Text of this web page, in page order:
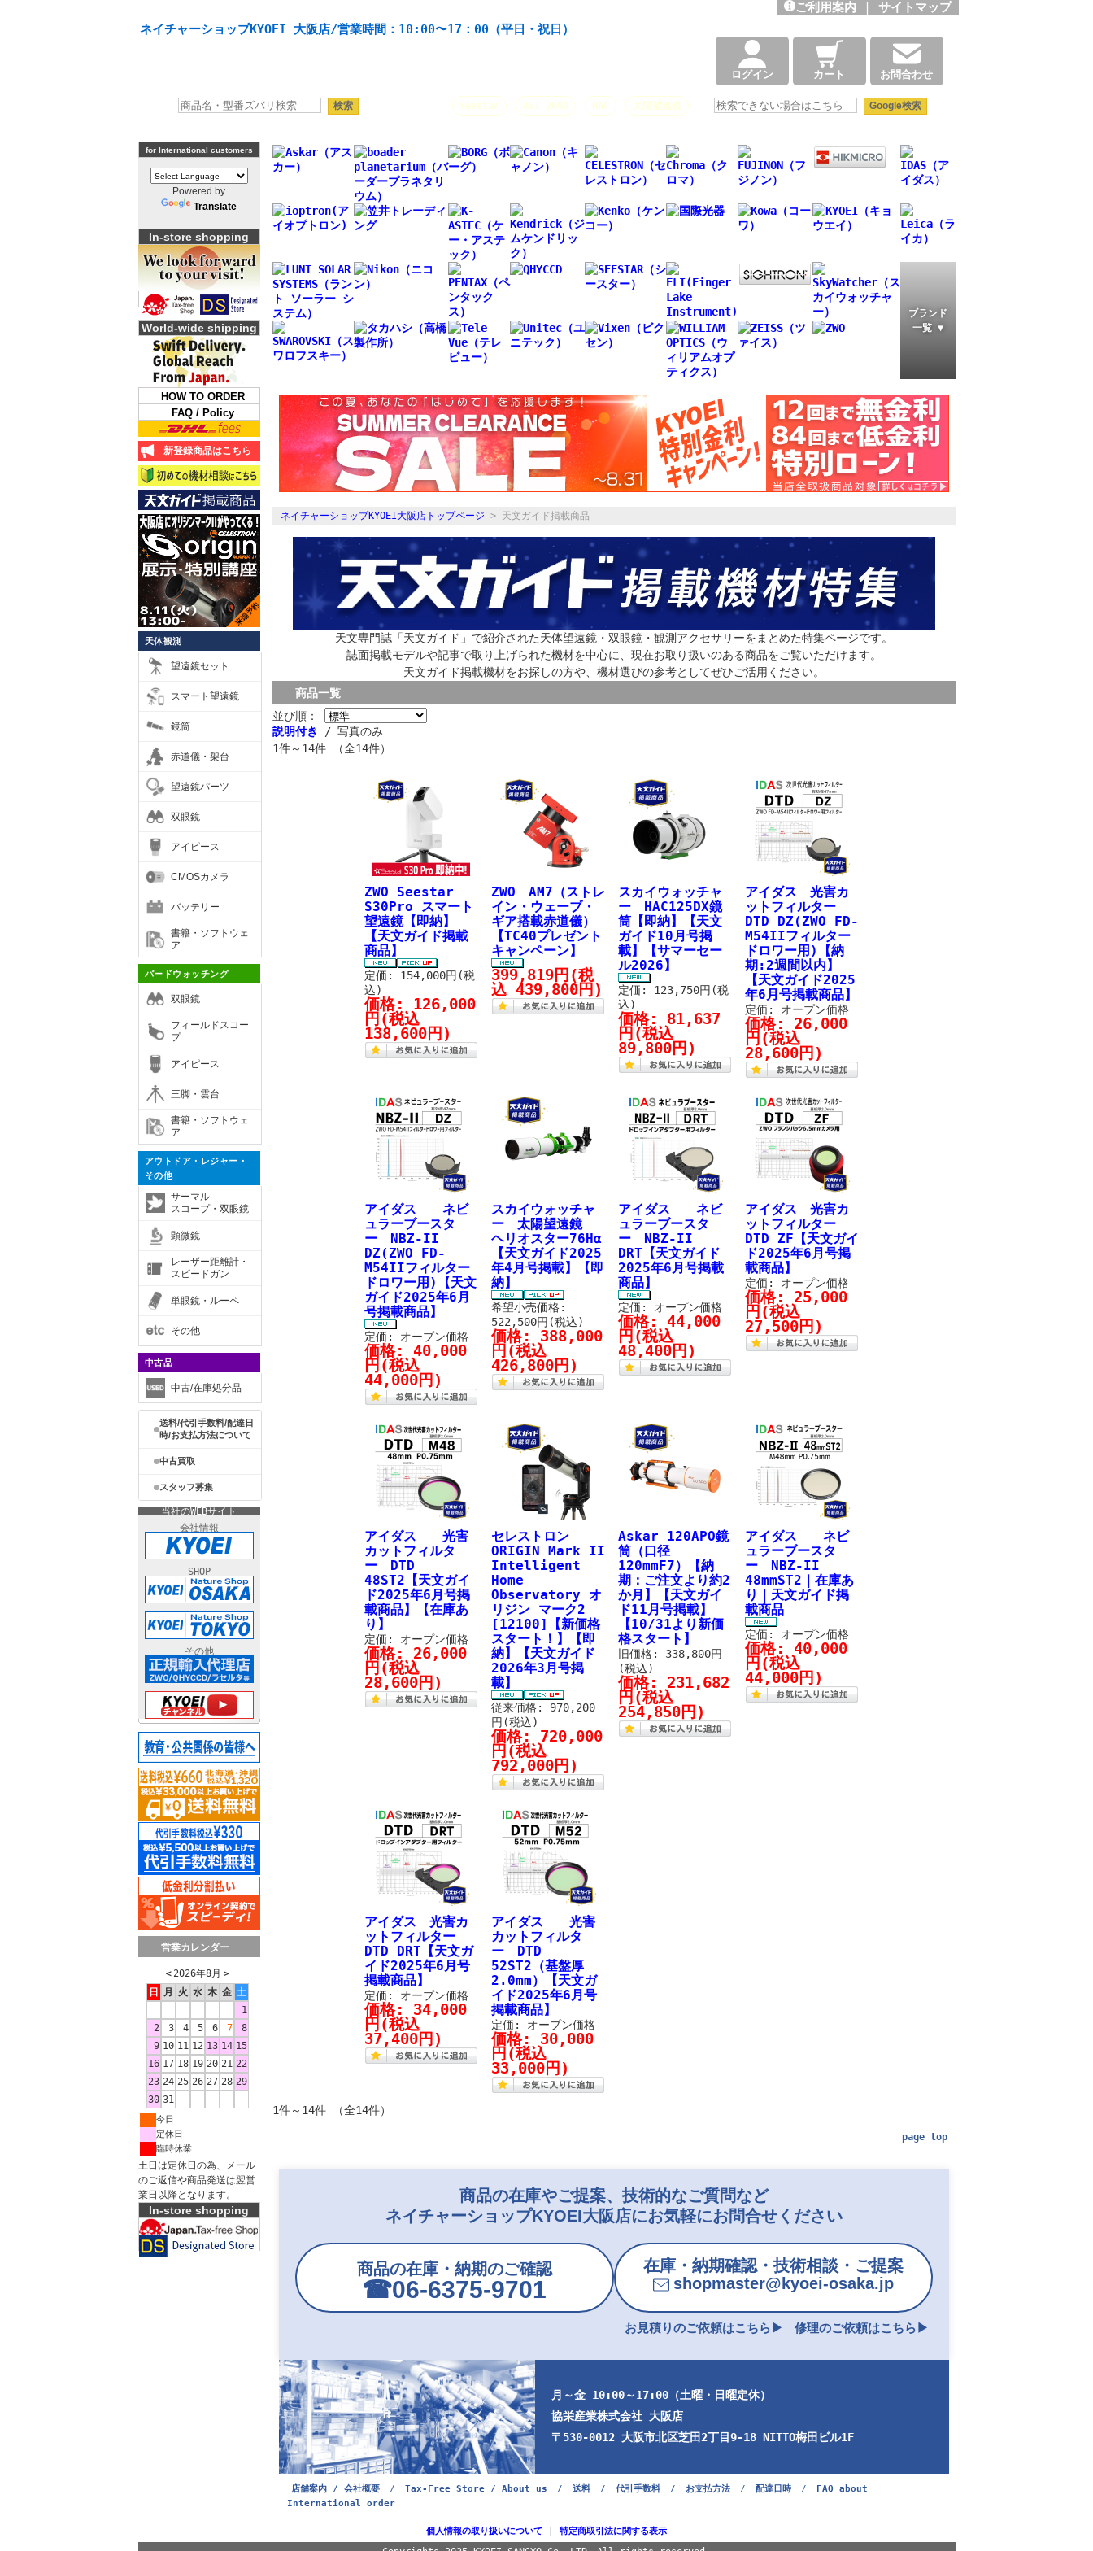
ネイチャーショップKYOEI 大阪店/営業時間：10:00〜17：00（平日・祝日）
ご利用案内 | サイトマップ
ログイン カート お問合わせ
Seestar ASI 2600 HAC 太陽望遠鏡
for International customers
Powered by
Translate
In-store shopping
World-wide shipping
HOW TO ORDER
FAQ / Policy
新登録商品はこちら
天体観測
望遠鏡セット
スマート望遠鏡
鏡筒
赤道儀・架台
望遠鏡パーツ
双眼鏡
アイピース
CMOSカメラ
バッテリー
書籍・ソフトウェ
ア
バードウォッチング
双眼鏡
フィールドスコー
プ
アイピース
三脚・雲台
書籍・ソフトウェ
ア
アウトドア・レジャー・
その他
サーマル
スコープ・双眼鏡
顕微鏡
レーザー距離計・
スピードガン
単眼鏡・ルーペ
その他
中古品
中古/在庫処分品
送料/代引手数料/配達日
時/お支払方法について
中古買取
スタッフ募集
当社のWEBサイト
会社情報
SHOP
その他
営業カレンダー
＜ 2026年8月 ＞
日
月 火 水 木 金 土
1
2
3 4 5 6 7
8
9 10 11 12 13 14 15
16 17 18 19 20 21 22
23 24 25 26 27 28 29
30 31
今日
定休日
臨時休業
土日は定休日の為、メール
のご返信や商品発送は翌営
業日以降となります。
In-store shopping
ブランド
一覧 ▼
ネイチャーショップKYOEI大阪店トップページ > 天文ガイド掲載商品
天文専門誌「天文ガイド」で紹介された天体望遠鏡・双眼鏡・観測アクセサリーをまとめた特集ページです。
誌面掲載モデルや記事で取り上げられた機材を中心に、現在お取り扱いのある商品をご覧いただけます。
天文ガイド掲載機材をお探しの方や、機材選びの参考としてぜひご活用ください。
商品一覧
並び順：
説明付き / 写真のみ
1件～14件 （全14件）
ZWO Seestar
S30Pro スマート
望遠鏡【即納】
【天文ガイド掲載
商品】
定価: 154,000円(税
込)
価格: 126,000
円 (税込
138,600円)
ZWO AM7（ストレ
イン・ウェーブ・
ギア搭載赤道儀）
【TC40プレゼント
キャンペーン】
399,819円 (税
込 439,800円)
スカイウォッチャ
ー HAC125DX鏡
筒【即納】【天文
ガイド10月号掲
載】【サマーセー
ル2026】
定価: 123,750円(税
込)
価格: 81,637
円 (税込
89,800円)
アイダス 光害カ
ットフィルター
DTD DZ(ZWO FD-
M54IIフィルター
ドロワー用)【納
期:2週間以内】
【天文ガイド2025
年6月号掲載商品】
定価: オープン価格
価格: 26,000
円 (税込
28,600円)
アイダス ネビ
ュラーブースタ
ー NBZ-II
DZ(ZWO FD-
M54IIフィルター
ドロワー用)【天文
ガイド2025年6月
号掲載商品】
定価: オープン価格
価格: 40,000
円 (税込
44,000円)
スカイウォッチャ
ー 太陽望遠鏡
ヘリオスター76Hα
【天文ガイド2025
年4月号掲載】【即
納】
希望小売価格:
522,500円(税込)
価格: 388,000
円 (税込
426,800円)
アイダス ネビ
ュラーブースタ
ー NBZ-II
DRT【天文ガイド
2025年6月号掲載
商品】
定価: オープン価格
価格: 44,000
円 (税込
48,400円)
アイダス 光害カ
ットフィルター
DTD ZF【天文ガイ
ド2025年6月号掲
載商品】
定価: オープン価格
価格: 25,000
円 (税込
27,500円)
アイダス 光害
カットフィルタ
ー DTD
48ST2【天文ガイ
ド2025年6月号掲
載商品】【在庫あ
り】
定価: オープン価格
価格: 26,000
円 (税込
28,600円)
セレストロン
ORIGIN Mark II
Intelligent
Home
Observatory オ
リジン マーク2
[12100]【新価格
スタート！】【即
納】【天文ガイド
2026年3月号掲
載】
従来価格: 970,200
円(税込)
価格: 720,000
円 (税込
792,000円)
Askar 120APO鏡
筒（口径
120mmF7）【納
期：ご注文より約2
か月】【天文ガイ
ド11月号掲載】
【10/31より新価
格スタート】
旧価格: 338,800円
(税込)
価格: 231,682
円 (税込
254,850円)
アイダス ネビ
ュラーブースタ
ー NBZ-II
48mmST2｜在庫あ
り｜天文ガイド掲
載商品
定価: オープン価格
価格: 40,000
円 (税込
44,000円)
アイダス 光害カ
ットフィルター
DTD DRT【天文ガ
イド2025年6月号
掲載商品】
定価: オープン価格
価格: 34,000
円 (税込
37,400円)
アイダス 光害
カットフィルタ
ー DTD
52ST2（基盤厚
2.0mm）【天文ガ
イド2025年6月号
掲載商品】
定価: オープン価格
価格: 30,000
円 (税込
33,000円)
1件～14件 （全14件）
page top
商品の在庫やご提案、技術的なご質問など
ネイチャーショップKYOEI大阪店にお気軽にお問合せください
商品の在庫・納期のご確認
☎︎06-6375-9701
在庫・納期確認・技術相談・ご提案
shopmaster@kyoei-osaka.jp
お見積りのご依頼はこちら▶︎ 修理のご依頼はこちら▶︎
月～金 10:00～17:00（土曜・日曜定休）
協栄産業株式会社 大阪店
〒530-0012 大阪市北区芝田2丁目9-18 NITTO梅田ビル1F
店舗案内 / 会社概要 / Tax-Free Store / About us / 送料 / 代引手数料 / お支払方法 / 配達日時 /
FAQ about
International order
個人情報の取り扱いについて 特定商取引法に関する表示